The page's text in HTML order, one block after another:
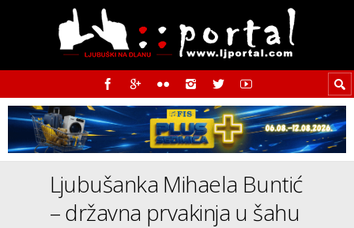
Ljubušanka Mihaela Buntić
– državna prvakinja u šahu